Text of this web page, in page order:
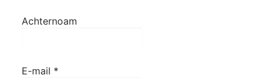
Achternoam
E-mail *